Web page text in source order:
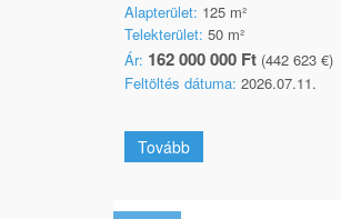
Alapterület: 125 m²
Telekterület: 50 m²
Ár: 162 000 000 Ft (442 623 €)
Feltöltés dátuma: 2026.07.11.
Tovább